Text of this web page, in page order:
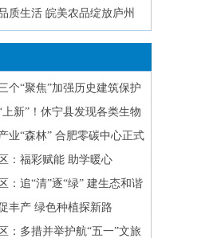
质生活 皖美农品绽放庐州
个“聚焦”加强历史建筑保护
上新”！休宁县发现各类生物
业“森林” 合肥零碳中心正式
：福彩赋能 助学暖心
：追“清”逐“绿” 建生态和谐
丰产 绿色种植探新路
：多措并举护航“五一”文旅